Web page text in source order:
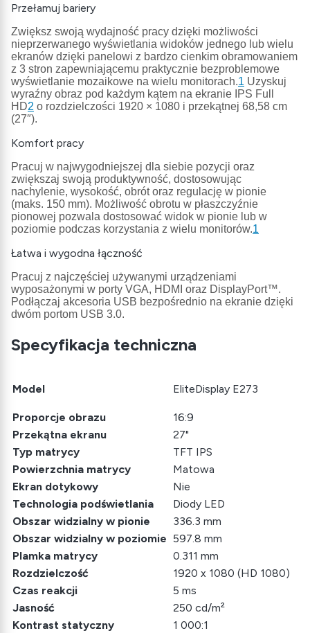
Przełamuj bariery
Zwiększ swoją wydajność pracy dzięki możliwości
nieprzerwanego wyświetlania widoków jednego lub wielu
ekranów dzięki panelowi z bardzo cienkim obramowaniem
z 3 stron zapewniającemu praktycznie bezproblemowe
wyświetlanie mozaikowe na wielu monitorach.1 Uzyskuj
wyraźny obraz pod każdym kątem na ekranie IPS Full
HD2 o rozdzielczości 1920 × 1080 i przekątnej 68,58 cm
(27″).
Komfort pracy
Pracuj w najwygodniejszej dla siebie pozycji oraz
zwiększaj swoją produktywność, dostosowując
nachylenie, wysokość, obrót oraz regulację w pionie
(maks. 150 mm). Możliwość obrotu w płaszczyźnie
pionowej pozwala dostosować widok w pionie lub w
poziomie podczas korzystania z wielu monitorów.1
Łatwa i wygodna łączność
Pracuj z najczęściej używanymi urządzeniami
wyposażonymi w porty VGA, HDMI oraz DisplayPort™.
Podłączaj akcesoria USB bezpośrednio na ekranie dzięki
dwóm portom USB 3.0.
Specyfikacja techniczna
Model EliteDisplay E273
Proporcje obrazu
16:9
Przekątna ekranu
27"
Typ matrycy
TFT IPS
Powierzchnia matrycy
Matowa
Ekran dotykowy
Nie
Technologia podświetlania
Diody LED
Obszar widzialny w pionie
336.3 mm
Obszar widzialny w poziomie 597.8 mm
Plamka matrycy
0.311 mm
Rozdzielczość
1920 x 1080 (HD 1080)
Czas reakcji
5 ms
Jasność
250 cd/m²
Kontrast statyczny
1 000:1